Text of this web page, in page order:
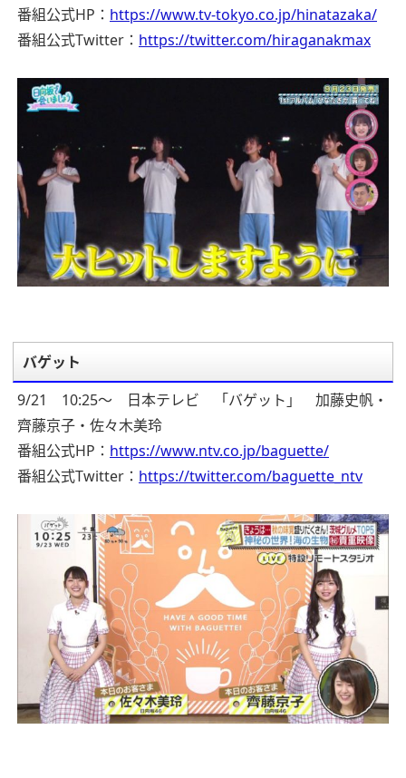
番組公式HP： https://www.tv-tokyo.co.jp/hinatazaka/
番組公式Twitter： https://twitter.com/hiraganakmax
バゲット
9/21 10:25～ 日本テレビ 「バゲット」 加藤史帆・
齊藤京子・佐々木美玲
番組公式HP： https://www.ntv.co.jp/baguette/
番組公式Twitter： https://twitter.com/baguette_ntv